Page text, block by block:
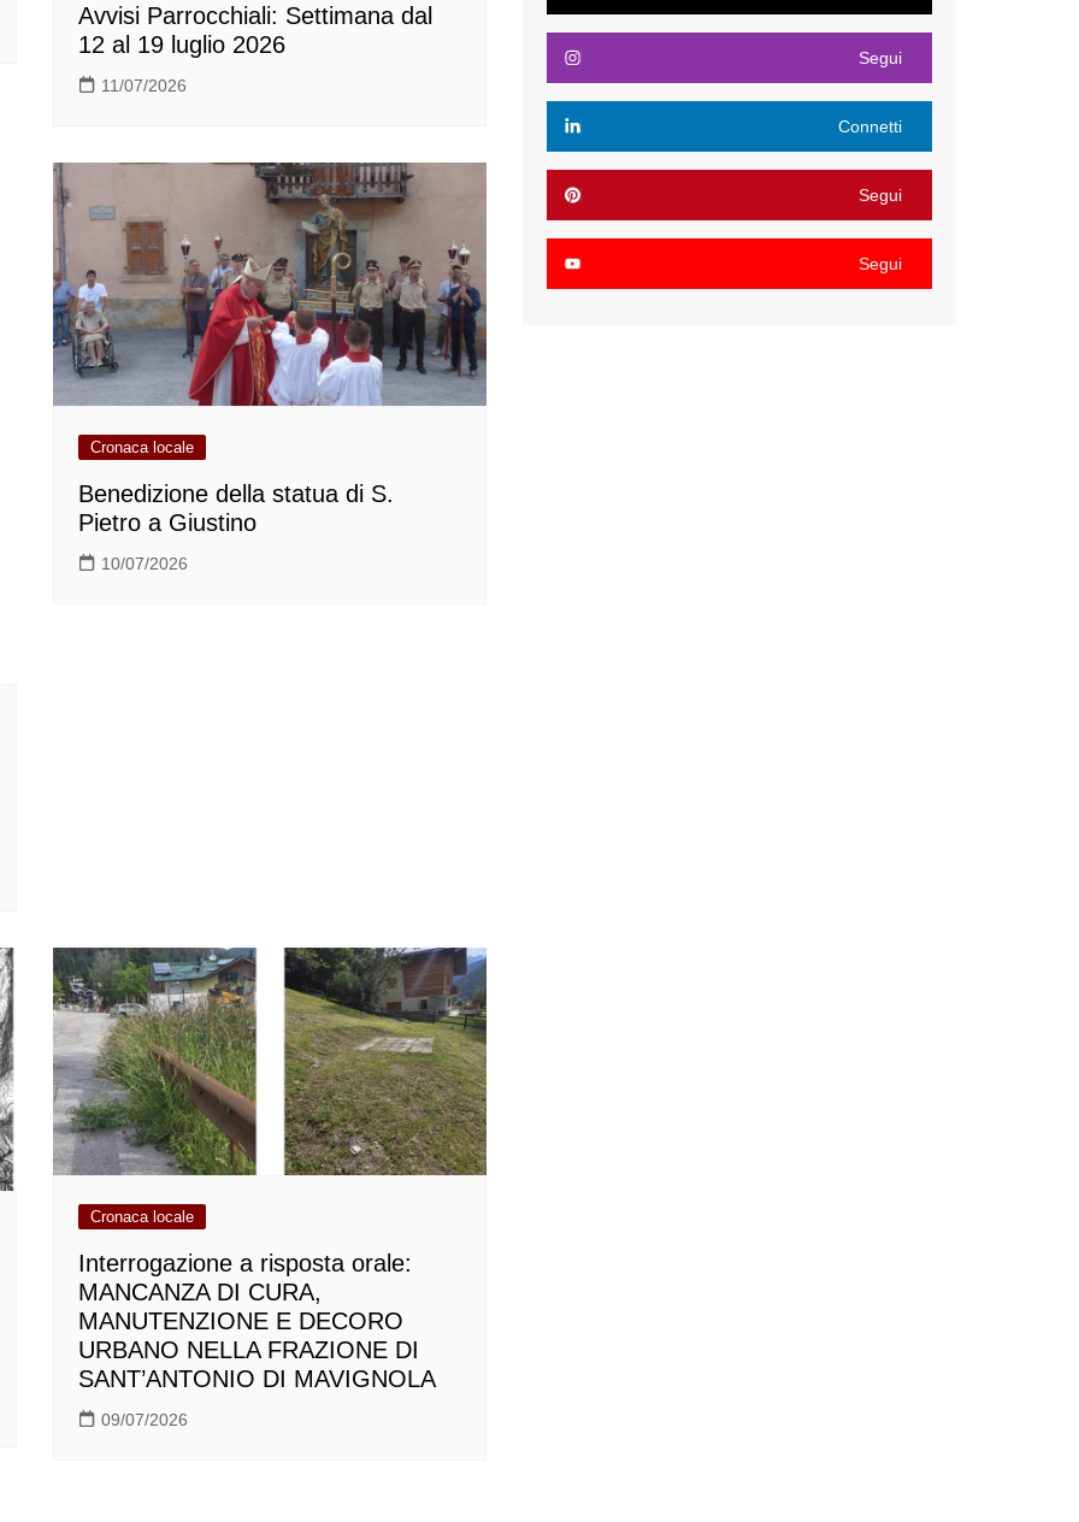
Avvisi Parrocchiali: Settimana dal
12 al 19 luglio 2026
11/07/2026
Cronaca locale
Benedizione della statua di S.
Pietro a Giustino
10/07/2026
Cronaca locale
Interrogazione a risposta orale:
MANCANZA DI CURA,
MANUTENZIONE E DECORO
URBANO NELLA FRAZIONE DI
SANT’ANTONIO DI MAVIGNOLA
09/07/2026
Segui
Connetti
Segui
Segui